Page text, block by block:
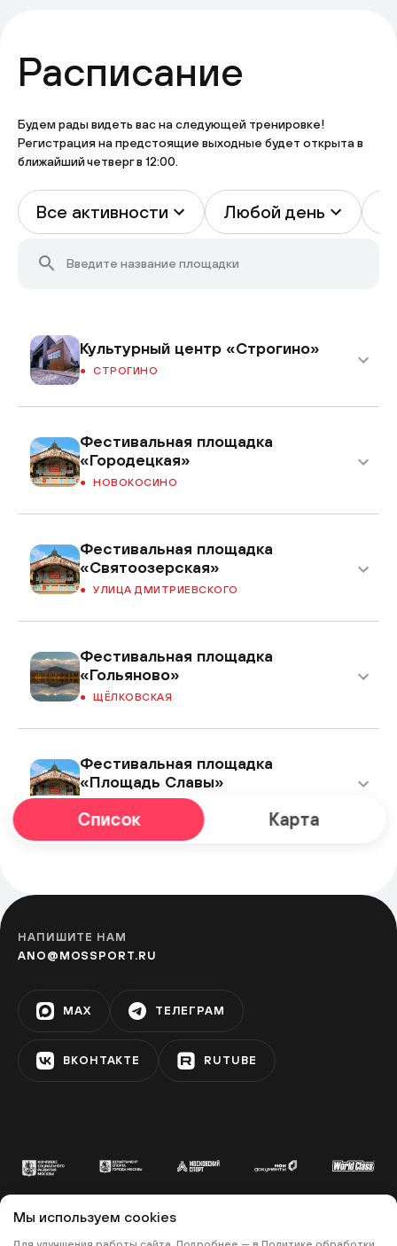
Расписание
Будем рады видеть вас на следующей тренировке!
Регистрация на предстоящие выходные будет открыта в
ближайший четверг в 12:00.
Все активности Любой день
Культурный центр «Строгино»
СТРОГИНО
Фестивальная площадка
«Городецкая»
НОВОКОСИНО
Фестивальная площадка
«Святоозерская»
УЛИЦА ДМИТРИЕВСКОГО
Фестивальная площадка
«Гольяново»
ЩЁЛКОВСКАЯ
Фестивальная площадка
«Площадь Славы»
ЗЯБЛИКОВО
Фестивальная площадка на
бульваре Дмитрия Донского
Список Карта
НАПИШИТЕ НАМ
ANO@MOSSPORT.RU
MAX ТЕЛЕГРАМ
ВКОНТАКТЕ RUTUBE
© 2022 «МОСКОВСКИЙ СПОРТ»
Мы используем cookies